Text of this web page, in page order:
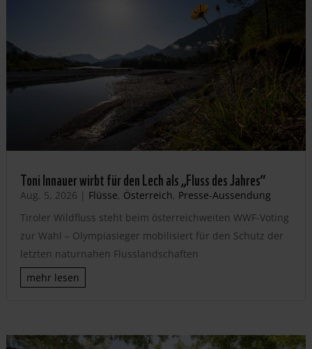
Toni Innauer wirbt für den Lech als „Fluss des Jahres“
Aug. 5, 2026 | Flüsse, Österreich, Presse-Aussendung
Tiroler Wildfluss steht beim österreichweiten WWF-Voting
zur Wahl – Olympiasieger mobilisiert für den Schutz der
letzten naturnahen Flusslandschaften
mehr lesen